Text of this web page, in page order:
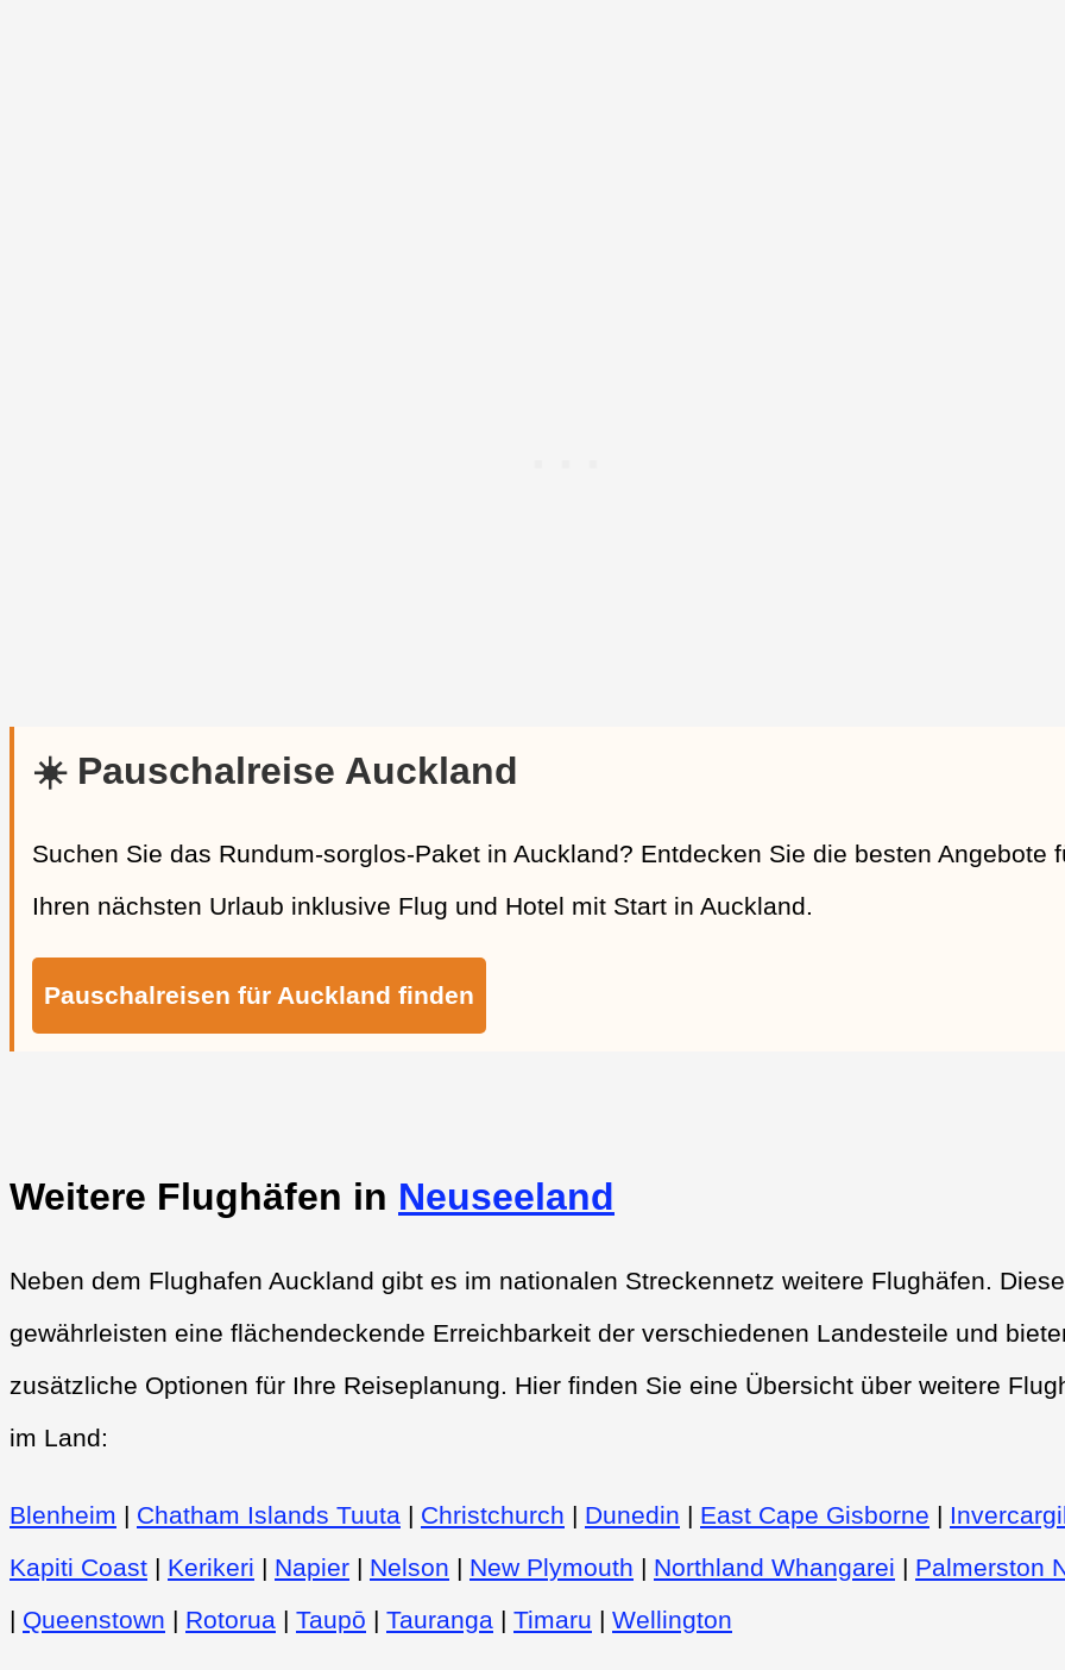
☀️ Pauschalreise Auckland
Suchen Sie das Rundum-sorglos-Paket in Auckland? Entdecken Sie die besten Angebote
Ihren nächsten Urlaub inklusive Flug und Hotel mit Start in Auckland.
Pauschalreisen für Auckland finden
Weitere Flughäfen in Neuseeland
Neben dem Flughafen Auckland gibt es im nationalen Streckennetz weitere Flughäfen. Diese
gewährleisten eine flächendeckende Erreichbarkeit der verschiedenen Landesteile und
zusätzliche Optionen für Ihre Reiseplanung. Hier finden Sie eine Übersicht über weitere
im Land:
Blenheim | Chatham Islands Tuuta | Christchurch | Dunedin | East Cape Gisborne |
Kapiti Coast | Kerikeri | Napier | Nelson | New Plymouth | Northland Whangarei | Palmerston
| Queenstown | Rotorua | Taupō | Tauranga | Timaru | Wellington